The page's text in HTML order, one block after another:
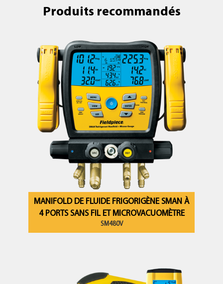
Produits recommandés
MANIFOLD DE FLUIDE FRIGORIGÈNE SMAN À
4 PORTS SANS FIL ET MICROVACUOMÈTRE
SM480V